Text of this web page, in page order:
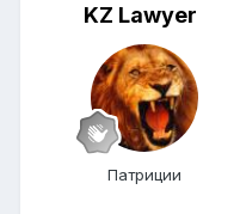
KZ Lawyer
Патриции